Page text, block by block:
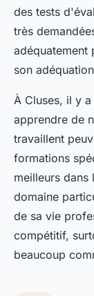
des tests
très
adéquatement
son
À Cluses, il y
apprendre de
travaillent
formations
meilleurs dans
domaine
de sa vie
compétitif,
beaucoup